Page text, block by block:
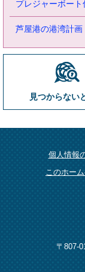
プレジャーボー
芦屋港の港湾計
見つからない
個人情報
このホー
〒807-